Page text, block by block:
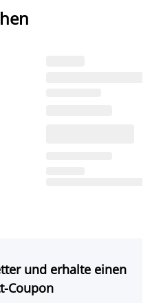
und erhalte einen
Coupon